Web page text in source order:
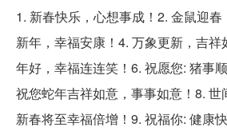
1. 新春快乐，心想事成！2. 金鼠迎
新年，幸福安康！4. 万象更新，吉祥
年好，幸福连连笑！6. 祝愿您: 猪事
祝您蛇年吉祥如意，事事如意！8. 世
新春将至幸福倍增！9. 祝福你: 健康